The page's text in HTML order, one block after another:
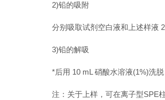
2)铅的吸附
分别吸取试剂空白液和上述样液 25
3)铅的解吸
*后用 10 mL 硝酸水溶液(1%)洗脱
注：关于上样，可在离子型SPE柱